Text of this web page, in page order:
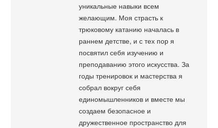
уникальные навыки всем
желающим. Моя страсть к
трюковому катанию началась в
раннем детстве, и с тех пор я
посвятил себя изучению и
преподаванию этого искусства. За
годы тренировок и мастерства я
собрал вокруг себя
единомышленников и вместе мы
создаем безопасное и
дружественное пространство для